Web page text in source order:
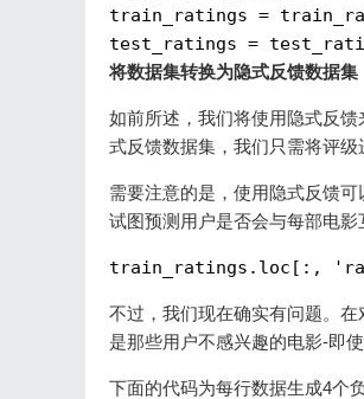
train_ratings =
test_ratings =
将数据集转换为隐式反馈数据集
如前所述，我们将使用隐式反
式反馈数据集，我们只需将评级
需要注意的是，使用隐式反馈
试图预测用户是否会与每部电影
train_ratings.loc[:,
不过，我们现在确实有问题。
是那些用户不感兴趣的电影-即
下面的代码为每行数据生成4个